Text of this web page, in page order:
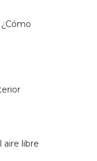
aire libre